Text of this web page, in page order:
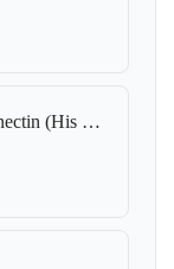
Y04842/L Recombinant Human Vitronectin (His Tag)